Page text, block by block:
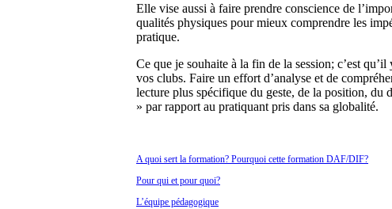
Elle vise aussi à faire prendre conscience de
qualités physiques pour mieux comprendre les
pratique.
Ce que je souhaite à la fin de la session; c’est
vos clubs. Faire un effort d’analyse et de
lecture plus spécifique du geste, de la position, du
» par rapport au pratiquant pris dans sa globalité.
A quoi sert la formation? Pourquoi cette formation DAF/DIF?
Pour qui et pour quoi?
L’équipe pédagogique